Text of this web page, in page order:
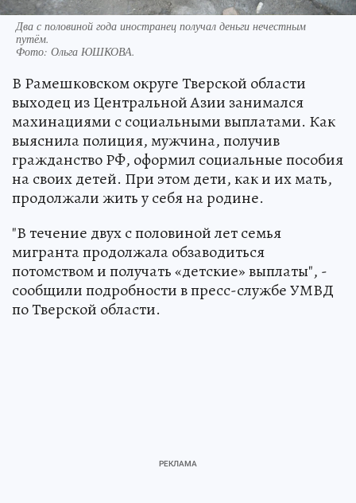
Два с половиной года иностранец получал деньги нечестным
путём.
Фото: Ольга ЮШКОВА.
В Рамешковском округе Тверской области
выходец из Центральной Азии занимался
махинациями с социальными выплатами. Как
выяснила полиция, мужчина, получив
гражданство РФ, оформил социальные пособия
на своих детей. При этом дети, как и их мать,
продолжали жить у себя на родине.
"В течение двух с половиной лет семья
мигранта продолжала обзаводиться
потомством и получать «детские» выплаты", -
сообщили подробности в пресс-службе УМВД
по Тверской области.